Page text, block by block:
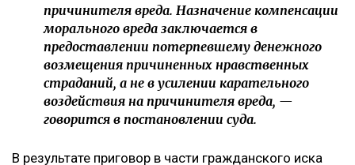
Кроме того, суд напомнил, что компенсация
морального вреда не может использоваться как
дополнительное наказание для виновного.
– Компенсация морального вреда не является
мерой уголовной ответственности и не
наказания осужденного либо средство